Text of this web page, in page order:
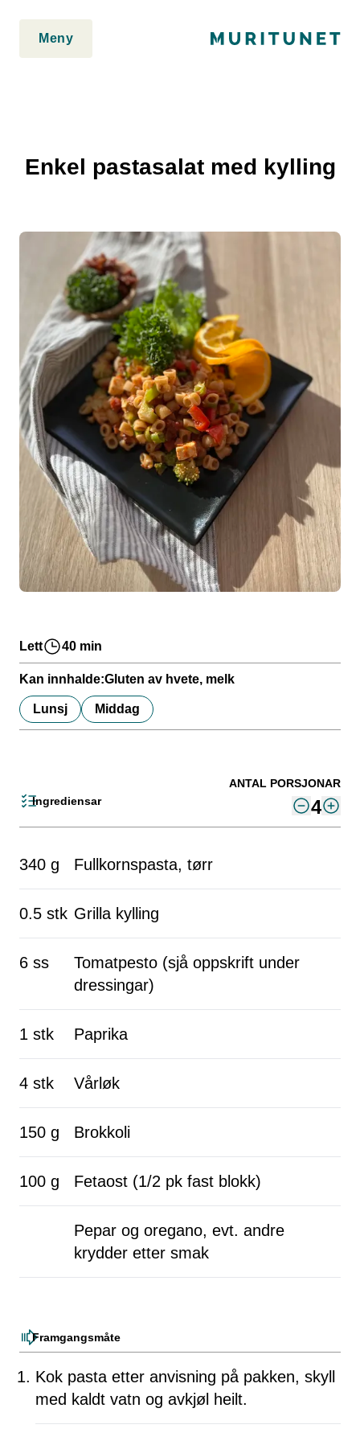
Meny
Enkel pastasalat med kylling
Lett 40 min
Kan innhalde:Gluten av hvete, melk
Lunsj Middag
Ingrediensar
ANTAL PORSJONAR
4
340 g Fullkornspasta, tørr
0.5 stk Grilla kylling
6 ss
Tomatpesto (sjå oppskrift under
dressingar)
1 stk Paprika
4 stk Vårløk
150 g Brokkoli
100 g Fetaost (1/2 pk fast blokk)
Pepar og oregano, evt. andre
krydder etter smak
Framgangsmåte
Kok pasta etter anvisning på pakken, skyll
med kaldt vatn og avkjøl heilt.